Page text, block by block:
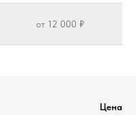
от 12 000 ₽
Цена